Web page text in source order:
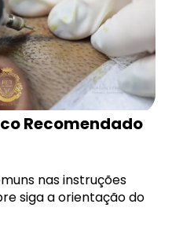
Recomendado
nas instruções
siga a orientação do